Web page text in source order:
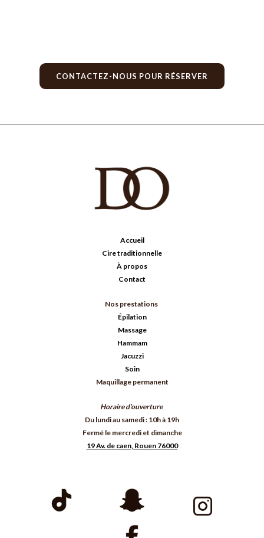
CONTACTEZ-NOUS POUR RÉSERVER
Accueil
Cire traditionnelle
À propos
Contact
Nos prestations
Épilation
Massage
Hammam
Jacuzzi
Soin
Maquillage permanent
Horaire d’ouverture
Du lundi au samedi : 10h à 19h
Fermé le mercredi et dimanche
19 Av. de caen, Rouen 76000